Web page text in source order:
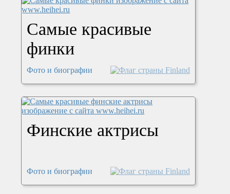
Самые красивые
финки
Фото и биографии
Финские актрисы
Фото и биографии